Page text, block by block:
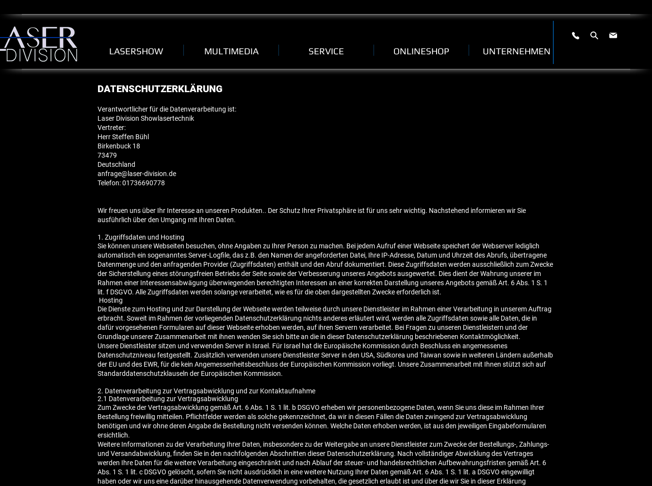
LASERSHOW MULTIMEDIA SERVICE ONLINESHOP UNTERNEHMEN
DATENSCHUTZERKLÄRUNG
Verantwortlicher für die Datenverarbeitung ist:
Laser Division Showlasertechnik
Vertreter:
Herr Steffen Bühl
Birkenbuck 18
73479
Deutschland
anfrage@laser-division.de
Telefon: 01736690778
Wir freuen uns über Ihr Interesse an unseren Produkten.. Der Schutz Ihrer Privatsphäre ist für uns sehr wichtig. Nachstehend informieren wir Sie
ausführlich über den Umgang mit Ihren Daten.
1. Zugriffsdaten und Hosting
Sie können unsere Webseiten besuchen, ohne Angaben zu Ihrer Person zu machen. Bei jedem Aufruf einer Webseite speichert der Webserver lediglich
automatisch ein sogenanntes Server-Logfile, das z.B. den Namen der angeforderten Datei, Ihre IP-Adresse, Datum und Uhrzeit des Abrufs, übertragene
Datenmenge und den anfragenden Provider (Zugriffsdaten) enthält und den Abruf dokumentiert. Diese Zugriffsdaten werden ausschließlich zum Zwecke
der Sicherstellung eines störungsfreien Betriebs der Seite sowie der Verbesserung unseres Angebots ausgewertet. Dies dient der Wahrung unserer im
Rahmen einer Interessensabwägung überwiegenden berechtigten Interessen an einer korrekten Darstellung unseres Angebots gemäß Art. 6 Abs. 1 S. 1
lit. f DSGVO. Alle Zugriffsdaten werden solange verarbeitet, wie es für die oben dargestellten Zwecke erforderlich ist.
Hosting
Die Dienste zum Hosting und zur Darstellung der Webseite werden teilweise durch unsere Dienstleister im Rahmen einer Verarbeitung in unserem Auftrag
erbracht. Soweit im Rahmen der vorliegenden Datenschutzerklärung nichts anderes erläutert wird, werden alle Zugriffsdaten sowie alle Daten, die in
dafür vorgesehenen Formularen auf dieser Webseite erhoben werden, auf ihren Servern verarbeitet. Bei Fragen zu unseren Dienstleistern und der
Grundlage unserer Zusammenarbeit mit ihnen wenden Sie sich bitte an die in dieser Datenschutzerklärung beschriebenen Kontaktmöglichkeit.
Unsere Dienstleister sitzen und verwenden Server in Israel. Für Israel hat die Europäische Kommission durch Beschluss ein angemessenes
Datenschutzniveau festgestellt. Zusätzlich verwenden unsere Dienstleister Server in den USA, Südkorea und Taiwan sowie in weiteren Ländern außerhalb
der EU und des EWR, für die kein Angemessenheitsbeschluss der Europäischen Kommission vorliegt. Unsere Zusammenarbeit mit Ihnen stützt sich auf
Standarddatenschutzklauseln der Europäischen Kommission.
2. Datenverarbeitung zur Vertragsabwicklung und zur Kontaktaufnahme
2.1 Datenverarbeitung zur Vertragsabwicklung
Zum Zwecke der Vertragsabwicklung gemäß Art. 6 Abs. 1 S. 1 lit. b DSGVO erheben wir personenbezogene Daten, wenn Sie uns diese im Rahmen Ihrer
Bestellung freiwillig mitteilen. Pflichtfelder werden als solche gekennzeichnet, da wir in diesen Fällen die Daten zwingend zur Vertragsabwicklung
benötigen und wir ohne deren Angabe die Bestellung nicht versenden können. Welche Daten erhoben werden, ist aus den jeweiligen Eingabeformularen
ersichtlich.
Weitere Informationen zu der Verarbeitung Ihrer Daten, insbesondere zu der Weitergabe an unsere Dienstleister zum Zwecke der Bestellungs-, Zahlungs-
und Versandabwicklung, finden Sie in den nachfolgenden Abschnitten dieser Datenschutzerklärung. Nach vollständiger Abwicklung des Vertrages
werden Ihre Daten für die weitere Verarbeitung eingeschränkt und nach Ablauf der steuer- und handelsrechtlichen Aufbewahrungsfristen gemäß Art. 6
Abs. 1 S. 1 lit. c DSGVO gelöscht, sofern Sie nicht ausdrücklich in eine weitere Nutzung Ihrer Daten gemäß Art. 6 Abs. 1 S. 1 lit. a DSGVO eingewilligt
haben oder wir uns eine darüber hinausgehende Datenverwendung vorbehalten, die gesetzlich erlaubt ist und über die wir Sie in dieser Erklärung